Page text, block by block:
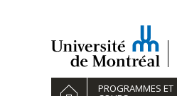
Navigation
ACCUEILPROGRAMMES ET